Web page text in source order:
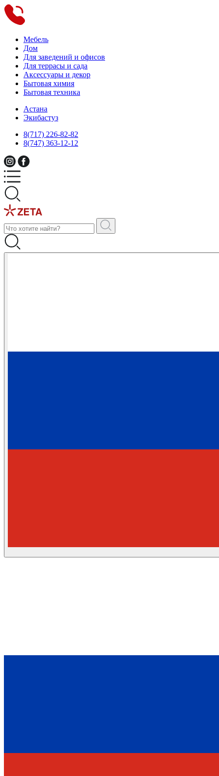
Мебель
Дом
Для заведений и офисов
Для террасы и сада
Аксессуары и декор
Бытовая химия
Бытовая техника
Астана
Экибастуз
8(717) 226-82-82
8(747) 363-12-12